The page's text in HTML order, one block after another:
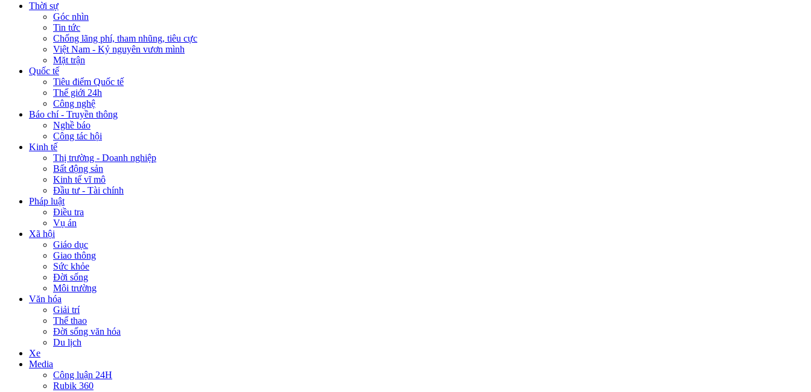
Thời sự
Góc nhìn
Tin tức
Chống lãng phí, tham nhũng, tiêu cực
Việt Nam - Kỷ nguyên vươn mình
Mặt trận
Quốc tế
Tiêu điểm Quốc tế
Thế giới 24h
Công nghệ
Báo chí - Truyền thông
Nghề báo
Công tác hội
Kinh tế
Thị trường - Doanh nghiệp
Bất động sản
Kinh tế vĩ mô
Đầu tư - Tài chính
Pháp luật
Điều tra
Vụ án
Xã hội
Giáo dục
Giao thông
Sức khỏe
Đời sống
Môi trường
Văn hóa
Giải trí
Thể thao
Đời sống văn hóa
Du lịch
Xe
Media
Công luận 24H
Rubik 360